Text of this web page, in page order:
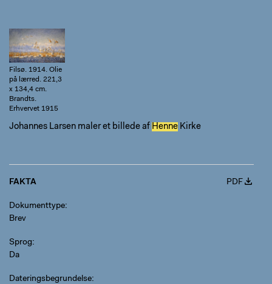
Johannes
Larsen:
Svanerne letter.
Filsø. 1914. Olie
på lærred. 221,3
x 134,4 cm.
Brandts.
Erhvervet 1915
Johannes Larsen maler et billede af Henne Kirke
FAKTA PDF
Dokumenttype
Brev
Sprog
Da
Dateringsbegrundelse